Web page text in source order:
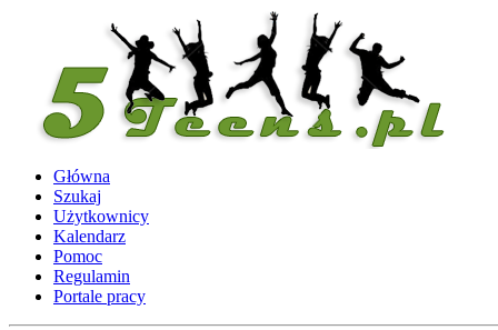
Główna
Szukaj
Użytkownicy
Kalendarz
Pomoc
Regulamin
Portale pracy